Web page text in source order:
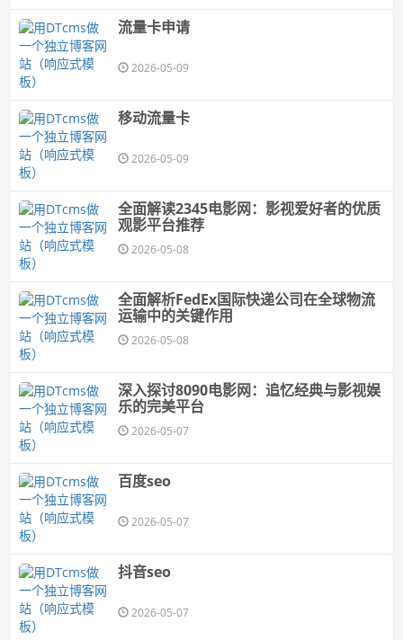
流量卡申请
2026-05-09
移动流量卡
2026-05-09
全面解读2345电影网：影视爱好者的优质
观影平台推荐
2026-05-08
全面解析FedEx国际快递公司在全球物流
运输中的关键作用
2026-05-08
深入探讨8090电影网：追忆经典与影视娱
乐的完美平台
2026-05-07
百度seo
2026-05-07
抖音seo
2026-05-07